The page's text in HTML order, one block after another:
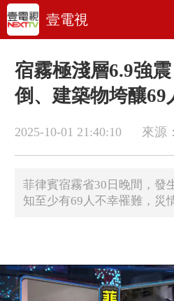
壹電視
宿霧極淺層6.9強
倒、建築物垮釀69
2025-10-01 21:40:10 來源
菲律賓宿霧省30日晚間，發
知至少有69人不幸罹難，災